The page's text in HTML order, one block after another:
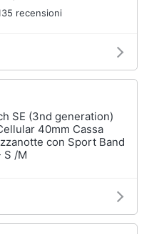
recensioni
SE (3nd generation)
40mm Cassa
con Sport Band
S /M